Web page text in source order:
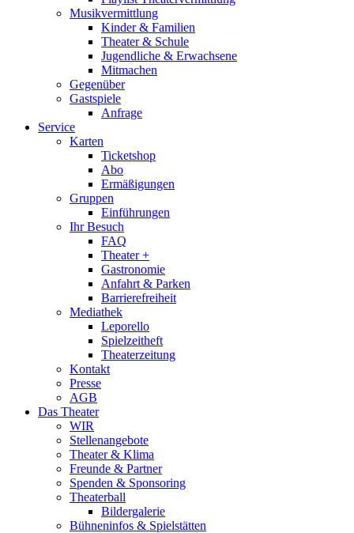
Musikvermittlung
Kinder & Familien
Theater & Schule
Jugendliche & Erwachsene
Mitmachen
Gegenüber
Gastspiele
Anfrage
Service
Karten
Ticketshop
Abo
Ermäßigungen
Gruppen
Einführungen
Ihr Besuch
FAQ
Theater +
Gastronomie
Anfahrt & Parken
Barrierefreiheit
Mediathek
Leporello
Spielzeitheft
Theaterzeitung
Kontakt
Presse
AGB
Das Theater
WIR
Stellenangebote
Theater & Klima
Freunde & Partner
Spenden & Sponsoring
Theaterball
Bildergalerie
Bühneninfos & Spielstätten